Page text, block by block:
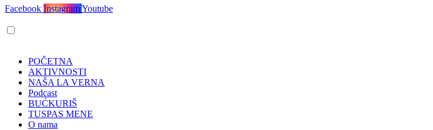
Facebook InstagramYoutube
POČETNA
AKTIVNOSTI
NAŠA LA VERNA
Podcast
BUĆKURIŠ
TUSPAS MENE
O nama